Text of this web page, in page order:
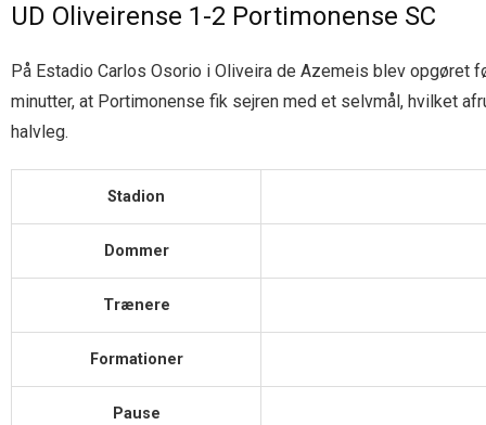
UD Oliveirense 1-2 Portimonense SC
På Estadio Carlos Osorio i Oliveira de Azemeis blev
minutter, at Portimonense fik sejren med et selvmål, hvilket
halvleg.
Stadion
Dommer
Trænere
Formationer
Pause